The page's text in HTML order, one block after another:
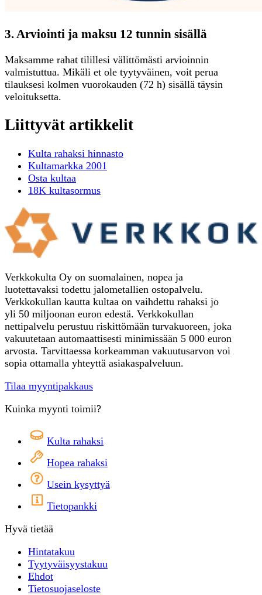
3. Arviointi ja maksu 12 tunnin sisällä
Maksamme rahat tilillesi välittömästi arvioinnin
valmistuttua. Mikäli et ole tyytyväinen, voit perua
tilauksesi kolmen vuorokauden (72 h) sisällä täysin
veloituksetta.
Liittyvät artikkelit
Kulta rahaksi hinnasto
Kultamarkka 2001
Osta kultaa
18K kultasormus
Verkkokulta Oy on suomalainen, nopea ja
luotettavaksi todettu jalometallien ostopalvelu.
Verkkokullan kautta kultaa on vaihdettu rahaksi jo
yli 50 miljoonan euron edestä. Verkkokullan
nettipalvelu perustuu riskittömään turvakuoreen, joka
vakuutetaan automaattisesti minimissään 5 000 euron
arvosta. Tarvittaessa korkeamman vakuutusarvon voi
sopia ottamalla yhteyttä asiakaspalveluun.
Tilaa myyntipakkaus
Kuinka myynti toimii?
Kulta rahaksi
Hopea rahaksi
Usein kysyttyä
Tietopankki
Hyvä tietää
Hintatakuu
Tyytyväisyystakuu
Ehdot
Tietosuojaseloste